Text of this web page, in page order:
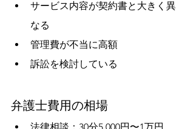
サービス内容が契約書と大きく異
なる
管理費が不当に高額
訴訟を検討している
弁護士費用の相場